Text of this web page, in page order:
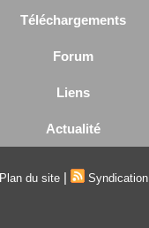
Téléchargements
Forum
Liens
Actualité
Plan du site | Syndication